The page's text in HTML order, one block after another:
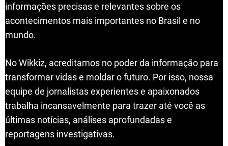
informações precisas e relevantes sobre os
acontecimentos mais importantes no Brasil e no
mundo.
No Wikkiz, acreditamos no poder da informação para
transformar vidas e moldar o futuro. Por isso, nossa
equipe de jornalistas experientes e apaixonados
trabalha incansavelmente para trazer até você as
últimas notícias, análises aprofundadas e
reportagens investigativas.